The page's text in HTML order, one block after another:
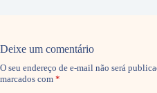
Deixe um comentário
O seu endereço de e-mail não será
marcados com *